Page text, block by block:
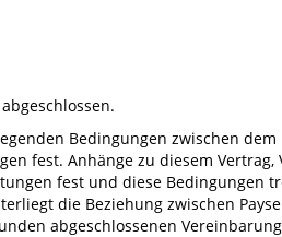
Bedingungen zwischen
fest. Anhänge zu diesem
fest und diese
die Beziehung zwischen
abgeschlossenen